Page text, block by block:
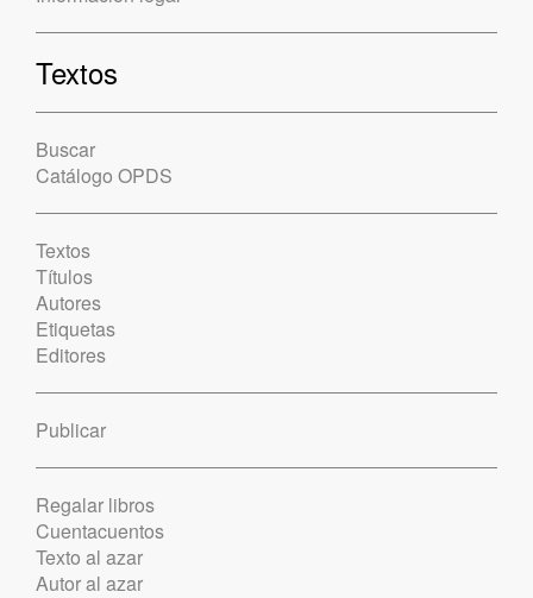
Textos
Buscar
Catálogo OPDS
Textos
Títulos
Autores
Etiquetas
Editores
Publicar
Regalar libros
Cuentacuentos
Texto al azar
Autor al azar